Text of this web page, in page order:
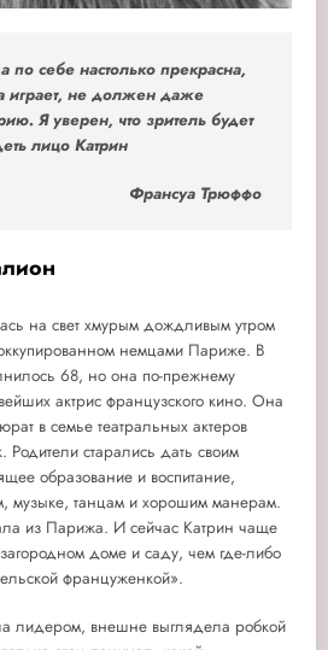
по себе настолько прекрасна,
играет, не должен даже
Я уверен, что зритель будет
лицо Катрин
Франсуа Трюффо
на свет хмурым дождливым утром
немцами Париже. В
68, но она по-прежнему
актрис французского кино. Она
в семье театральных актеров
старались дать своим
образование и воспитание,
музыке, танцам и хорошим манерам.
из Парижа. И сейчас Катрин чаще
доме и саду, чем где-либо
француженкой».
лидером, внешне выглядела робкой